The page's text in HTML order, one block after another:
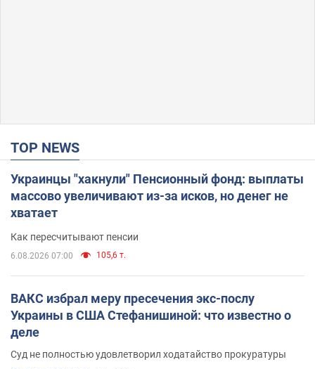
TOP NEWS
Украинцы "хакнули" Пенсионный фонд: выплаты
массово увеличивают из-за исков, но денег не
хватает
Как пересчитывают пенсии
6.08.2026 07:00 105,6 т.
ВАКС избрал меру пресечения экс-послу
Украины в США Стефанишиной: что известно о
деле
Суд не полностью удовлетворил ходатайство прокуратуры